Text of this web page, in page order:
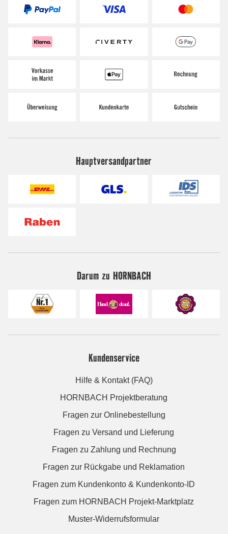
Hauptversandpartner
Darum zu HORNBACH
Kundenservice
Hilfe & Kontakt (FAQ)
HORNBACH Projektberatung
Fragen zur Onlinebestellung
Fragen zu Versand und Lieferung
Fragen zu Zahlung und Rechnung
Fragen zur Rückgabe und Reklamation
Fragen zum Kundenkonto & Kundenkonto-ID
Fragen zum HORNBACH Projekt-Marktplatz
Muster-Widerrufsformular